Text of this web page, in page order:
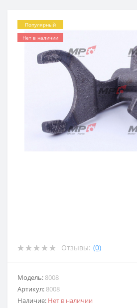
Популярный
Нет в наличии
Отзывы: (0)
Модель: 8008
Артикул: 8008
Наличие: Нет в наличии